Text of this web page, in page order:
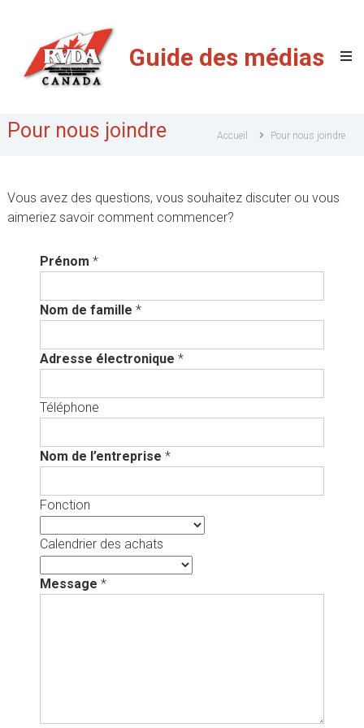
médias
de
du
Guide des médias
Pour nous joindre Accueil Pour nous joindre
Vous avez des questions, vous souhaitez discuter ou vous
aimeriez savoir comment commencer?
Prénom *
Nom de famille *
Adresse électronique *
Téléphone
Nom de l’entreprise *
Fonction
Calendrier des achats
Message *